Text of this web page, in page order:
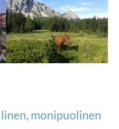
monipuolinen